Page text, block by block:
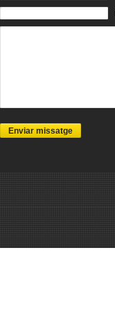
Enviar missatge